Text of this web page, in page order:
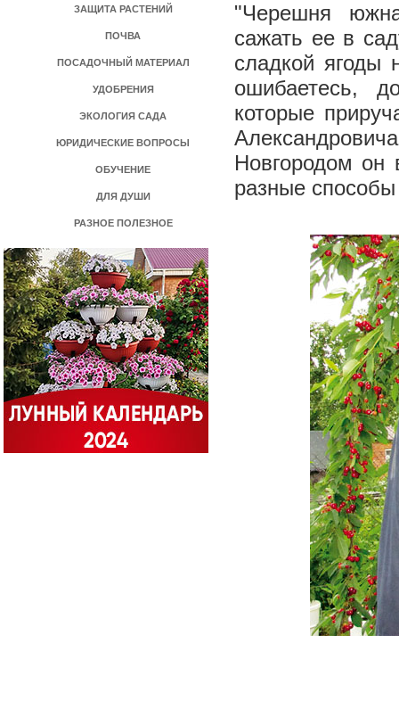
ЗАЩИТА РАСТЕНИЙ
ПОЧВА
ПОСАДОЧНЫЙ МАТЕРИАЛ
УДОБРЕНИЯ
ЭКОЛОГИЯ САДА
ЮРИДИЧЕСКИЕ ВОПРОСЫ
ОБУЧЕНИЕ
ДЛЯ ДУШИ
РАЗНОЕ ПОЛЕЗНОЕ
"Черешня
сажать ее в
сладкой ягоды
ошибаетесь,
которые
Новгородом он
разные